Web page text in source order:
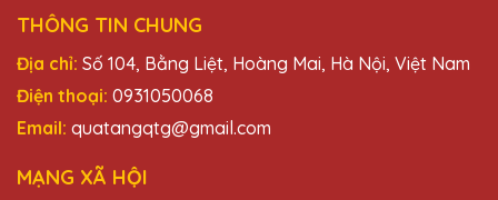
Dương Văn Minh
27/11/2025
Thiết kế cúp pha lê tại Quà Tặng Pha Lê
khi trao tặng những chiếc cúp này cho đối
THÔNG TIN CHUNG
Địa chỉ: Số 104, Bằng Liệt, Hoàng Mai, Hà Nội, Việt Nam
Điện thoại: 0931050068
Email: quatangqtg@gmail.com
MẠNG XÃ HỘI